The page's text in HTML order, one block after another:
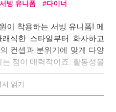
서빙 유니폼 다이너
이 착용하는 서빙 유니폼! 메
식한 스타일부터 화사하고
컨셉과 분위기에 맞게 다양
점이 매력적이죠. 활동성을
나 레이스로 시각적인 아름
하나하나에 정성이 담겨 있
서 읽기